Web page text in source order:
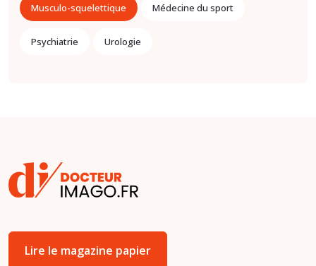
Musculo-squelettique Médecine du sport
Psychiatrie Urologie
Lire le magazine papier